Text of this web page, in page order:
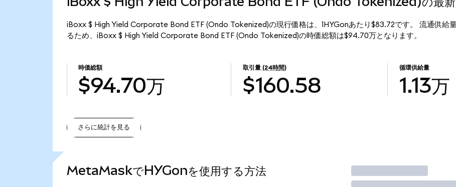
iBoxx $ High Yield Corporate Bond ETF (Ondo Tokenized)の現行価格は、1HYGonあたり$83.72です。 流通供給量
るため、iBoxx $ High Yield Corporate Bond ETF (Ondo Tokenized)の時価総額は$94.70万となります。
時価総額
$94.70万
取引量 (24時間)
$160.58
循環供給量
1.13万
さらに統計を見る
MetaMaskでHYGonを使用する方法 取引